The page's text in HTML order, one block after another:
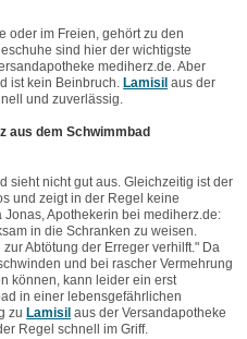
oder im Freien, gehört zu den
sind hier der wichtigste
mediherz.de. Aber
ist kein Beinbruch. Lamisil aus der
und zuverlässig.
aus dem Schwimmbad
sieht nicht gut aus. Gleichzeitig ist der
und zeigt in der Regel keine
Apothekerin bei mediherz.de:
in die Schranken zu weisen.
Abtötung der Erreger verhilft." Da
und bei rascher Vermehrung
können, kann leider ein erst
in einer lebensgefährlichen
zu Lamisil aus der Versandapotheke
Regel schnell im Griff.